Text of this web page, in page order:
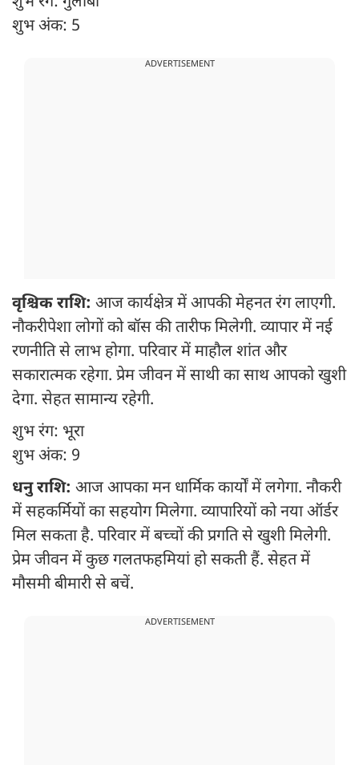
शुभ अंक: 5
ADVERTISEMENT
वृश्चिक राशि: आज कार्यक्षेत्र में आपकी मेहनत रंग लाएगी.
नौकरीपेशा लोगों को बॉस की तारीफ मिलेगी. व्यापार में नई
रणनीति से लाभ होगा. परिवार में माहौल शांत और
सकारात्मक रहेगा. प्रेम जीवन में साथी का साथ आपको खुशी
देगा. सेहत सामान्य रहेगी.
शुभ रंग: भूरा
शुभ अंक: 9
धनु राशि: आज आपका मन धार्मिक कार्यों में लगेगा. नौकरी
में सहकर्मियों का सहयोग मिलेगा. व्यापारियों को नया ऑर्डर
मिल सकता है. परिवार में बच्चों की प्रगति से खुशी मिलेगी.
प्रेम जीवन में कुछ गलतफहमियां हो सकती हैं. सेहत में
मौसमी बीमारी से बचें.
ADVERTISEMENT